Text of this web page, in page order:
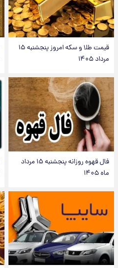
قیمت طلا و سکه امروز پنجشنبه ۱۵
مرداد ۱۴۰۵
فال قهوه روزانه پنجشنبه ۱۵ مرداد
ماه ۱۴۰۵